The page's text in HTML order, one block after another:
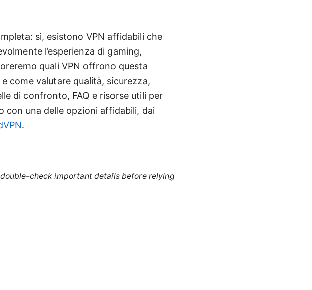
sì, esistono VPN affidabili che
l’esperienza di gaming,
quali VPN offrono questa
come valutare qualità, sicurezza,
di confronto, FAQ e risorse utili per
con una delle opzioni affidabili, dai
.
check important details before relying